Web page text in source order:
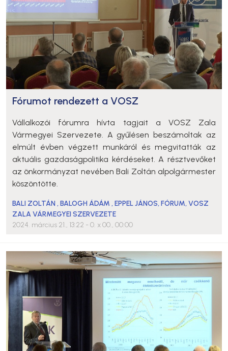
Fórumot rendezett a VOSZ
Vállalkozói fórumra hívta tagjait a VOSZ Zala
Vármegyei Szervezete. A gyűlésen beszámoltak az
elmúlt évben végzett munkáról és megvitatták az
aktuális gazdaságpolitika kérdéseket. A résztvevőket
az önkormányzat nevében Bali Zoltán alpolgármester
köszöntötte.
BALI ZOLTÁN ,BALOGH ÁDÁM ,EPPEL JÁNOS,FÓRUM,VOSZ
ZALA VÁRMEGYEI SZERVEZETE
2024. március 21., 13:22 - 0. x 00., 00:00